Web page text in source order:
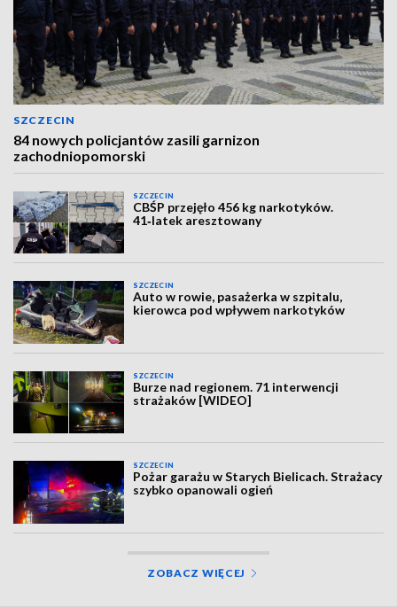
SZCZECIN
84 nowych policjantów zasili garnizon
zachodniopomorski
SZCZECIN
CBŚP przejęło 456 kg narkotyków.
41‑latek aresztowany
SZCZECIN
Auto w rowie, pasażerka w szpitalu,
kierowca pod wpływem narkotyków
SZCZECIN
Burze nad regionem. 71 interwencji
strażaków [WIDEO]
SZCZECIN
Pożar garażu w Starych Bielicach. Strażacy
szybko opanowali ogień
ZOBACZ WIĘCEJ